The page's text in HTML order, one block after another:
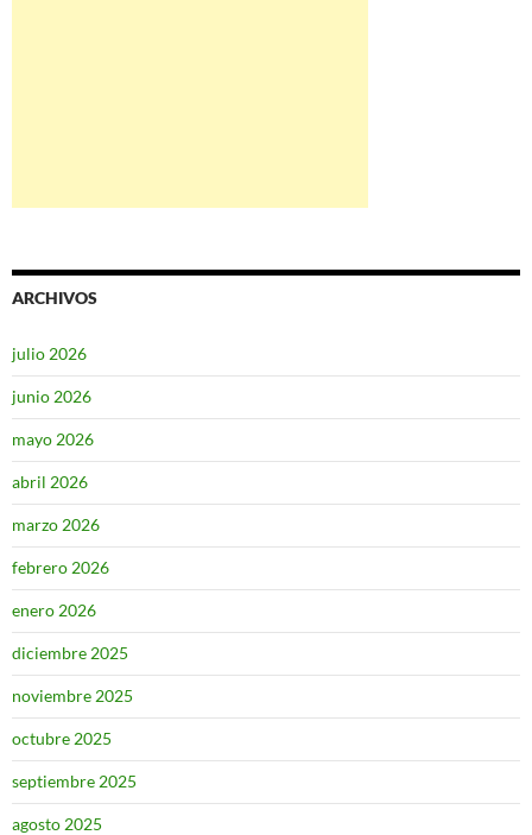
ARCHIVOS
julio 2026
junio 2026
mayo 2026
abril 2026
marzo 2026
febrero 2026
enero 2026
diciembre 2025
noviembre 2025
octubre 2025
septiembre 2025
agosto 2025